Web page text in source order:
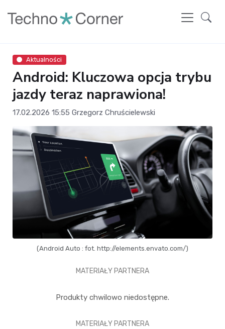
Aktualności
Android: Kluczowa opcja trybu
jazdy teraz naprawiona!
17.02.2026 15:55 Grzegorz Chruścielewski
(Android Auto : fot. http://elements.envato.com/)
MATERIAŁY PARTNERA
Produkty chwilowo niedostępne.
MATERIAŁY PARTNERA